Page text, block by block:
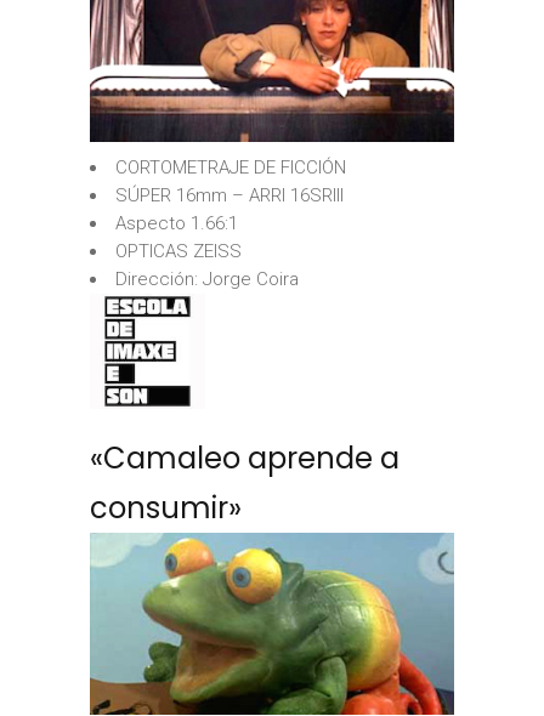
CORTOMETRAJE DE FICCIÓN
SÚPER 16mm – ARRI 16SRIII
Aspecto 1.66:1
OPTICAS ZEISS
Dirección: Jorge Coira
«Camaleo aprende a
consumir»